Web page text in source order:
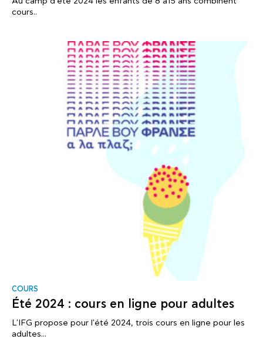
cours..
COURS
Été 2024 : cours en ligne pour adultes
L'IFG propose pour l'été 2024, trois cours en ligne pour les
adultes...